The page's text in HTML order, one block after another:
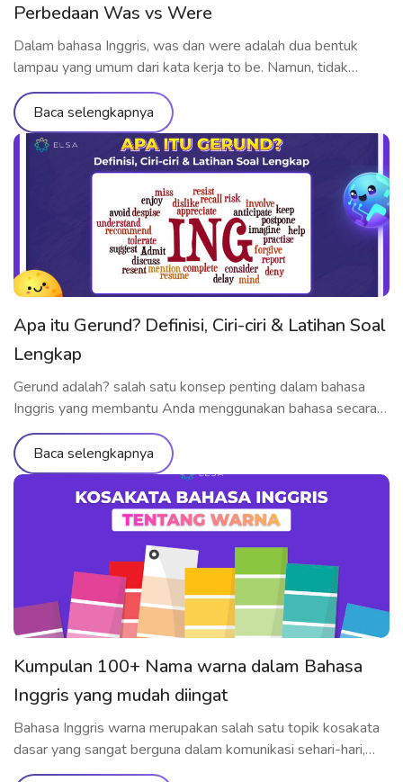
Perbedaan Was vs Were
Dalam bahasa Inggris, was dan were adalah dua bentuk
lampau yang umum dari kata kerja to be. Namun, tidak
sedikit pelajar yang masih bingung kapan dan bagaimana
cara menggunakannya dengan benar. Jadi, bagaimana
penggunaan was dan were yang tepat? Kapan was were
untuk siapa? Kapan harus menggunakan wasn’t, weren’t,
atau bahkan was/were did? Artikel ini […]
Baca selengkapnya
Apa itu Gerund? Definisi, Ciri-ciri & Latihan Soal
Lengkap
Gerund adalah? salah satu konsep penting dalam bahasa
Inggris yang membantu Anda menggunakan bahasa secara
lebih fleksibel dan alami. Dalam artikel ini, ELSA Speak akan
menjelaskan secara lengkap gerund adalah dan contohnya,
ciri-ciri utama yang perlu kamu pahami, serta latihan soal
dengan jawaban yang bisa langsung kamu praktikkan untuk
menguasai penggunaannya dengan baik. Gerund adalah? […]
Baca selengkapnya
Kumpulan 100+ Nama warna dalam Bahasa
Inggris yang mudah diingat
Bahasa Inggris warna merupakan salah satu topik kosakata
dasar yang sangat berguna dalam komunikasi sehari-hari,
terutama saat mendeskripsikan benda, perasaan, atau gaya.